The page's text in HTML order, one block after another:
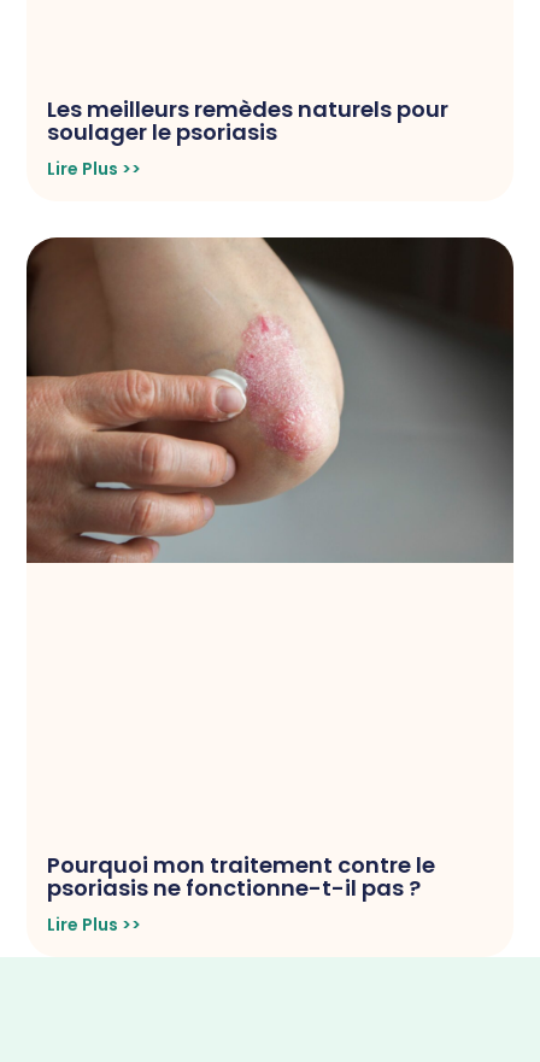
Les meilleurs remèdes naturels pour
soulager le psoriasis
Lire Plus >>
Pourquoi mon traitement contre le
psoriasis ne fonctionne-t-il pas ?
Lire Plus >>